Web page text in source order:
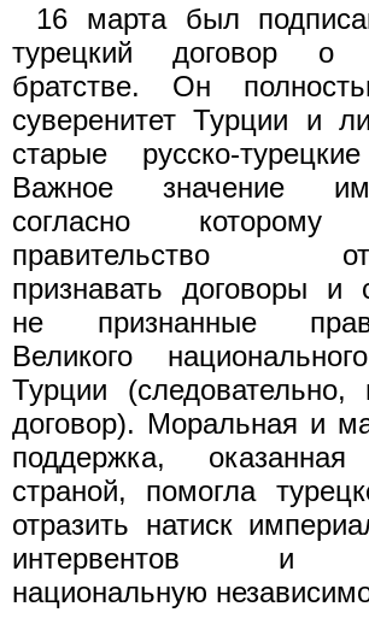
16 марта был
турецкий договор
братстве. Он
суверенитет Турции и
старые русско-
Важное значение
согласно которому
правительство
признавать договоры и
не признанные
Великого
Турции (следовательно,
договор). Моральная и
поддержка, оказанная
страной, помогла
отразить натиск
интервентов и
национальную